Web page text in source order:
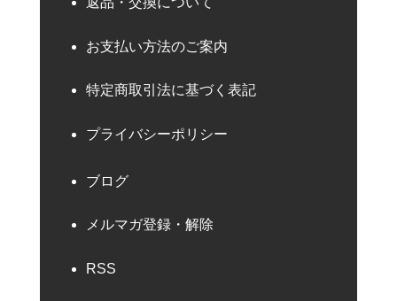
お支払い方法のご案内
特定商取引法に基づく表記
プライバシーポリシー
ブログ
メルマガ登録・解除
RSS